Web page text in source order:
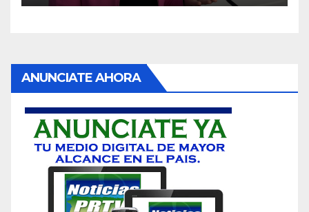
ANUNCIATE AHORA